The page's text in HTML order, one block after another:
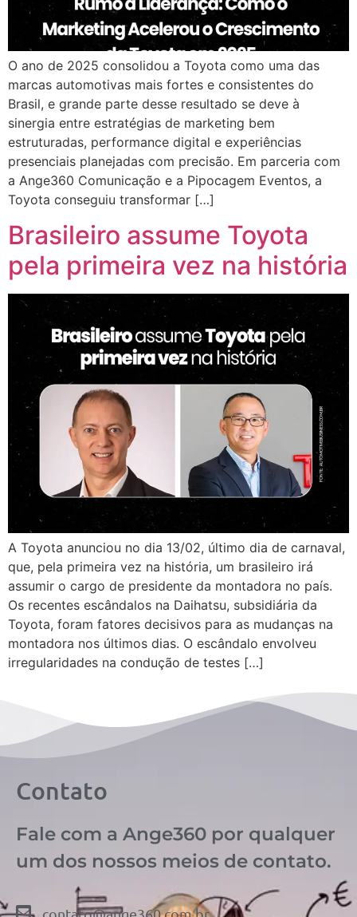
O ano de 2025 consolidou a Toyota como uma das
marcas automotivas mais fortes e consistentes do
Brasil, e grande parte desse resultado se deve à
sinergia entre estratégias de marketing bem
estruturadas, performance digital e experiências
presenciais planejadas com precisão. Em parceria com
a Ange360 Comunicação e a Pipocagem Eventos, a
Toyota conseguiu transformar […]
Brasileiro assume Toyota
pela primeira vez na história
A Toyota anunciou no dia 13/02, último dia de carnaval,
que, pela primeira vez na história, um brasileiro irá
assumir o cargo de presidente da montadora no país.
Os recentes escândalos na Daihatsu, subsidiária da
Toyota, foram fatores decisivos para as mudanças na
montadora nos últimos dias. O escândalo envolveu
irregularidades na condução de testes […]
Contato
Fale com a Ange360 por qualquer
um dos nossos meios de contato.
contato@ange360.com.br